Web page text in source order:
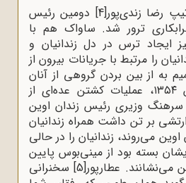
[4]
دومین رئیس
ترور شد. ساواک هم با
ایجاد ترس در دل زندانیان و
را مرتبط با جریانات بیرون از
به از بین بردن گروهی از آنان
گرفت. در ۲۹ فروردین ۱۳۵۴، عملیات کشتن عده‌ای از
سرهنگ وزیری رئیس زندان اوین
بر تن داشت همراه زندانیان
اوین می‌روند، زندانیان را در حالی
بسته بود از مینی‌بوس پایین
می‌نشانند. عطارپور[5]
سخنرانی